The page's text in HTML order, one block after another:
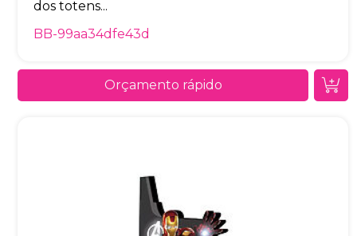
dos totens...
BB-99aa34dfe43d
Orçamento rápido